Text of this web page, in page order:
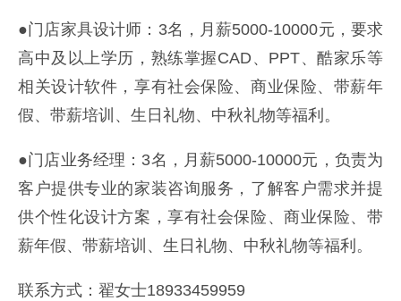
●门店家具设计师：3名，月薪5000-10000元，要求
高中及以上学历，熟练掌握CAD、PPT、酷家乐等
相关设计软件，享有社会保险、商业保险、带薪年
假、带薪培训、生日礼物、中秋礼物等福利。
●门店业务经理：3名，月薪5000-10000元，负责为
客户提供专业的家装咨询服务，了解客户需求并提
供个性化设计方案，享有社会保险、商业保险、带
薪年假、带薪培训、生日礼物、中秋礼物等福利。
联系方式：翟女士18933459959